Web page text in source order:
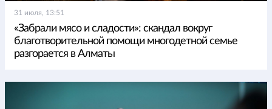
31 июля, 13:51
«Забрали мясо и сладости»: скандал вокруг
благотворительной помощи многодетной семье
разгорается в Алматы